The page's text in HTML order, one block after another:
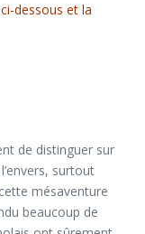
dessous et la
de distinguer sur
surtout
mésaventure
beaucoup de